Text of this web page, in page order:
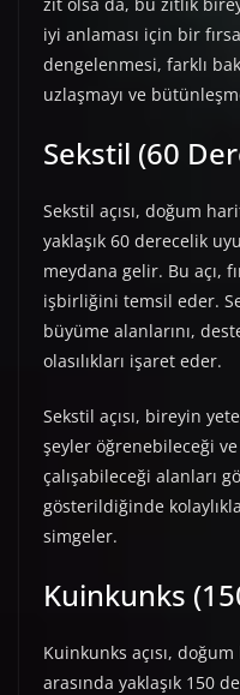
zıt olsa da, bu zıtlık
iyi anlaması için bir
dengelenmesi, farklı
uzlaşmayı ve
Sekstil (60
Sekstil açısı, doğum
yaklaşık 60 derecelik
meydana gelir. Bu açı,
işbirliğini temsil eder.
büyüme alanlarını,
olasılıkları işaret eder.
Sekstil açısı, bireyin
şeyler öğrenebileceği
çalışabileceği alanları
gösterildiğinde
simgeler.
Kuinkunks
Kuinkunks açısı,
arasında yaklaşık 150